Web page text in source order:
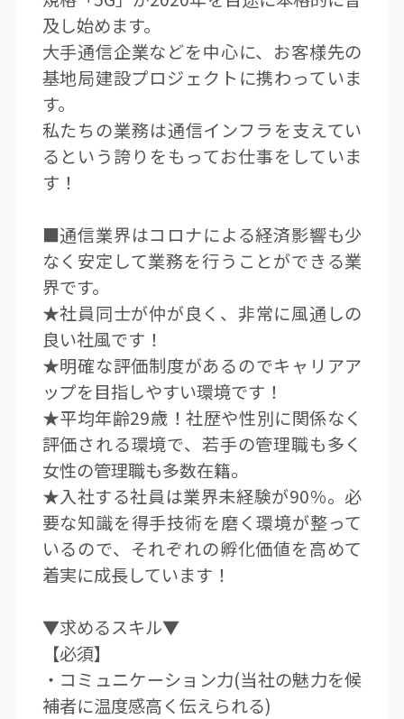
及し始めます。
大手通信企業などを中心に、お客様先の
基地局建設プロジェクトに携わっていま
す。
私たちの業務は通信インフラを支えてい
るという誇りをもってお仕事をしていま
す！
■通信業界はコロナによる経済影響も少
なく安定して業務を行うことができる業
界です。
★社員同士が仲が良く、非常に風通しの
良い社風です！
★明確な評価制度があるのでキャリアア
ップを目指しやすい環境です！
★平均年齢29歳！社歴や性別に関係なく
評価される環境で、若手の管理職も多く
女性の管理職も多数在籍。
★入社する社員は業界未経験が90％。必
要な知識を得手技術を磨く環境が整って
いるので、それぞれの孵化価値を高めて
着実に成長しています！
▼求めるスキル▼
【必須】
・コミュニケーション力(当社の魅力を候
補者に温度感高く伝えられる)